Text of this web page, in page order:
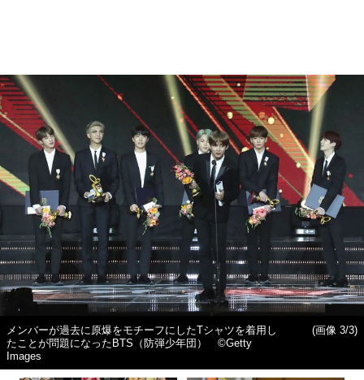
メンバーが過去に原爆をモチーフにしたTシャツを着用し
たことが問題になったBTS（防弾少年団） ©Getty
Images
(画像 3/3)